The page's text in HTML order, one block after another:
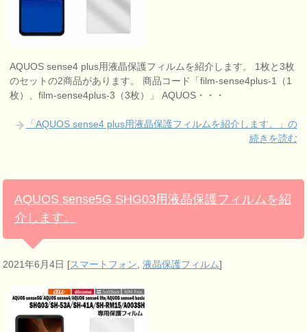
AQUOS sense4 plus用液晶保護フィルムを紹介します。 1枚と3枚
のセットの2商品があります。 商品コード「film-sense4plus-1（1
枚）、film-sense4plus-3（3枚）」 AQUOS・・・
「AQUOS sense4 plus用液晶保護フィルムを紹介します。」の
続きを読む
AQUOS sense5G SHG03用液晶保護フィルムを紹
介します。
2021年6月4日 [スマートフォン ,液晶保護フィルム]